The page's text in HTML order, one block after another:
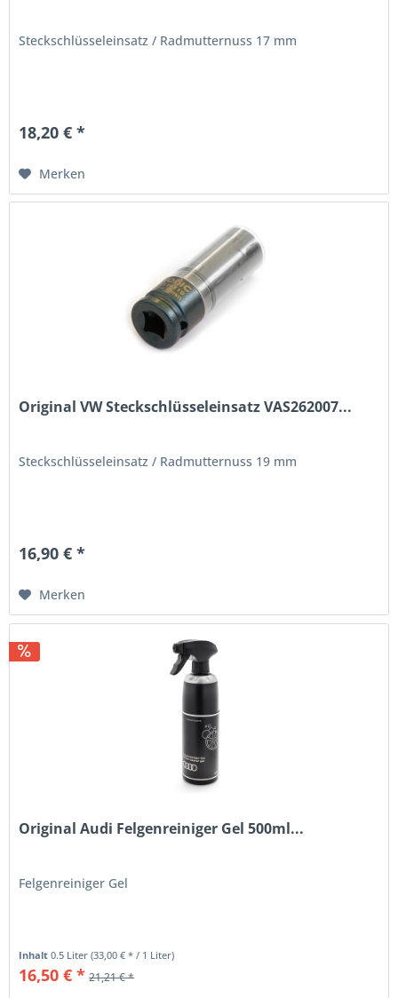
Steckschlüsseleinsatz / Radmutternuss 17 mm
18,20 € *
Merken
Original VW Steckschlüsseleinsatz VAS262007...
Steckschlüsseleinsatz / Radmutternuss 19 mm
16,90 € *
Merken
Original Audi Felgenreiniger Gel 500ml...
Felgenreiniger Gel
Inhalt0.5 Liter(33,00 € * / 1 Liter)
16,50 € * 21,21 € *